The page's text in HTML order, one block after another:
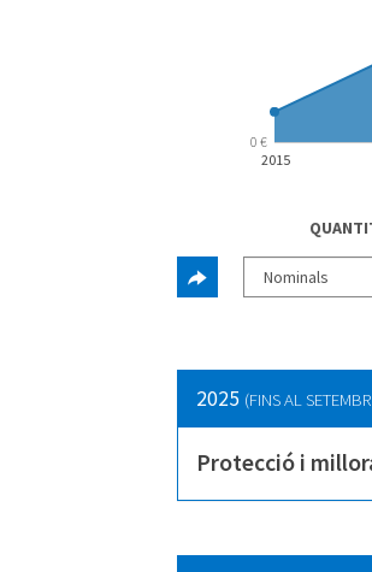
2015
0 €
2025 (FINS AL
Protecció i